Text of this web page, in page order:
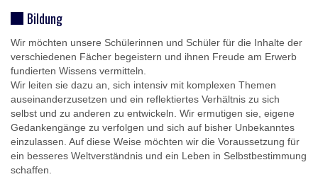
Bildung
Wir möchten unsere Schülerinnen und Schüler für die Inhalte der
verschiedenen Fächer begeistern und ihnen Freude am Erwerb
fundierten Wissens vermitteln.
Wir leiten sie dazu an, sich intensiv mit komplexen Themen
auseinanderzusetzen und ein reflektiertes Verhältnis zu sich
selbst und zu anderen zu entwickeln. Wir ermutigen sie, eigene
Gedankengänge zu verfolgen und sich auf bisher Unbekanntes
einzulassen. Auf diese Weise möchten wir die Voraussetzung für
ein besseres Weltverständnis und ein Leben in Selbstbestimmung
schaffen.